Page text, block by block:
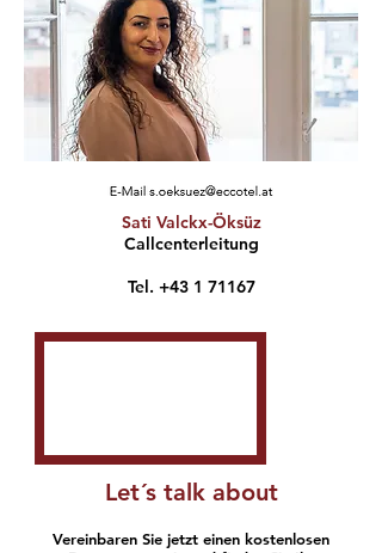
Sati Valckx-Öksüz
Callcenterleitung
Tel. +43 1 71167
Let´s talk about
Vereinbaren Sie jetzt einen kostenlosen